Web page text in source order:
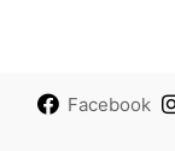
Facebook